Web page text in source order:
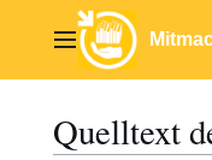
springenHauptmenü
Quelltext